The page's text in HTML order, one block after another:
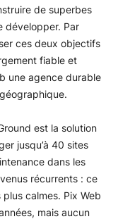
de superbes
développer. Par
ces deux objectifs
fiable et
une agence durable
est la solution
jusqu’à 40 sites
dans les
récurrents : ce
calmes. Pix Web
mais aucun